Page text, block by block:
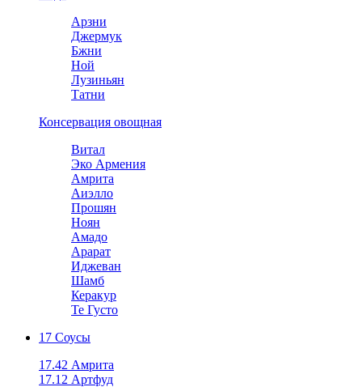
Арзни
Джермук
Бжни
Ной
Лузиньян
Татни
Консервация овощная
Витал
Эко Армения
Амрита
Аиэлло
Прошян
Ноян
Амадо
Арарат
Иджеван
Шамб
Керакур
Те Густо
17 Соусы
17.42 Амрита
17.12 Артфуд